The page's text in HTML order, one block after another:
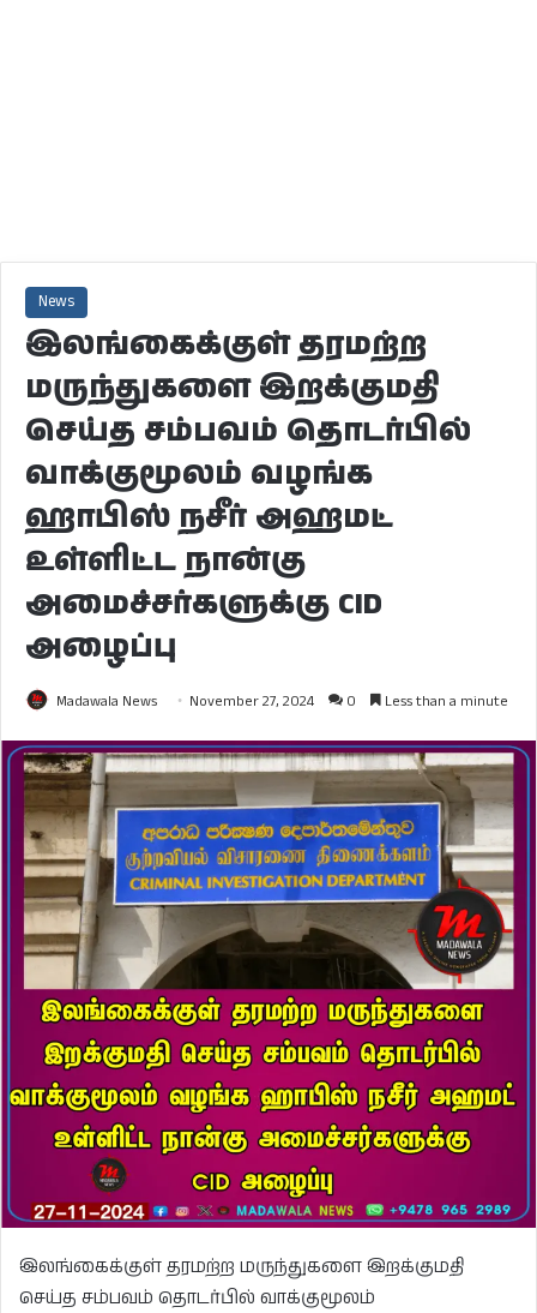
News
இலங்கைக்குள் தரமற்ற
மருந்துகளை இறக்குமதி
செய்த சம்பவம் தொடர்பில்
வாக்குமூலம் வழங்க
ஹாபிஸ் நசீர் அஹமட்
உள்ளிட்ட நான்கு
அமைச்சர்களுக்கு CID
அழைப்பு
Madawala News November 27, 2024 0 Less than a minute
இலங்கைக்குள் தரமற்ற மருந்துகளை இறக்குமதி
செய்த சம்பவம் தொடர்பில் வாக்குமூலம்